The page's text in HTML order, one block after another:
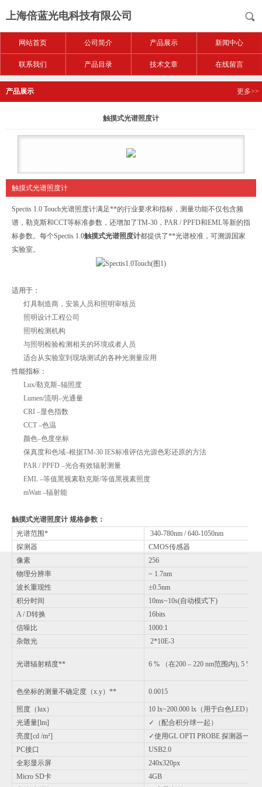
上海倍蓝光电科技有限公司
网站首页 公司简介 产品展示 新闻中心
联系我们 产品目录 技术文章 在线留言
产品展示 更多>>
触摸式光谱照度计
触摸式光谱照度计
Spectis 1.0 Touch光谱照度计满足**的行业要求和指标，测量功能不仅包含频
谱，勒克斯和CCT等标准参数，还增加了TM-30，PAR / PPFD和EML等新的指
标参数。每个Spectis 1.0触摸式光谱照度计都提供了**光谱校准，可溯源国家
实验室。
适用于：
灯具制造商，安装人员和照明审核员
照明设计工程公司
照明检测机构
与照明检验检测相关的环境或者人员
适合从实验室到现场测试的各种光测量应用
性能指标：
Lux/勒克斯–辐照度
Lumen/流明–光通量
CRI –显色指数
CCT –色温
颜色–色度坐标
保真度和色域–根据TM-30 IES标准评估光源色彩还原的方法
PAR / PPFD –光合有效辐射测量
EML –等值黑视素勒克斯/等值黑视素照度
mWatt –辐射能
触摸式光谱照度计 规格参数：
光谱范围*
340-780nm / 640-1050nm
探测器
CMOS传感器
像素
256
物理分辨率
~ 1.7nm
波长重现性
±0.5nm
积分时间
10ms~10s(自动模式下)
A / D转换
16bits
信噪比
1000:1
杂散光
2*10E-3
光谱辐射精度** 6 % （在200 – 220 nm范围内), 5 %
色坐标的测量不确定度（x.y）** 0.0015
照度（lux）
10 lx~200.000 lx（用于白色LED）
光通量[lm]
✓（配合积分球一起）
亮度[cd /m²]
✓使用GL OPTI PROBE 探测器一起
PC接口
USB2.0
全彩显示屏
240x320px
Micro SD卡
4GB